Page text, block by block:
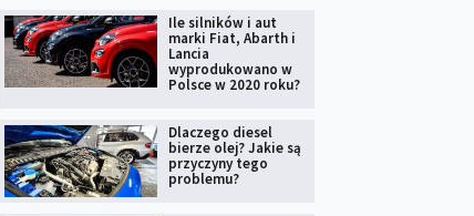
Ile silników i aut
marki Fiat, Abarth i
Lancia
wyprodukowano w
Polsce w 2020 roku?
Dlaczego diesel
bierze olej? Jakie są
przyczyny tego
problemu?